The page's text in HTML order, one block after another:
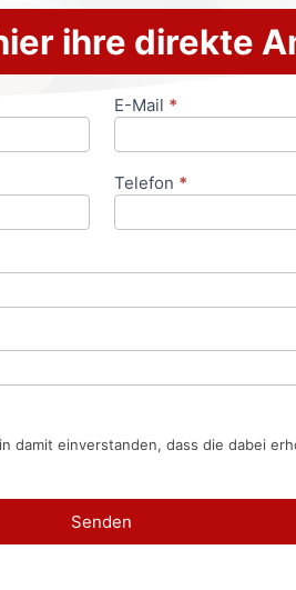
ihre direkte
E-Mail *
Telefon *
damit einverstanden, dass die dabei
Senden